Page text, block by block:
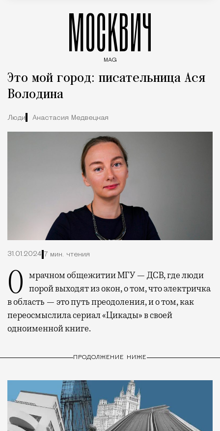
МОСКВИЧ
MAG
Это мой город: писательница Ася
Володина
Люди Анастасия Медвецкая
31.01.2024 7 мин. чтения
О мрачном общежитии МГУ — ДСВ, где люди порой выходят из окон, о том, что электричка
в область — это путь преодоления, и о том, как
переосмыслила сериал «Цикады» в своей
одноименной книге.
ПРОДОЛЖЕНИЕ НИЖЕ